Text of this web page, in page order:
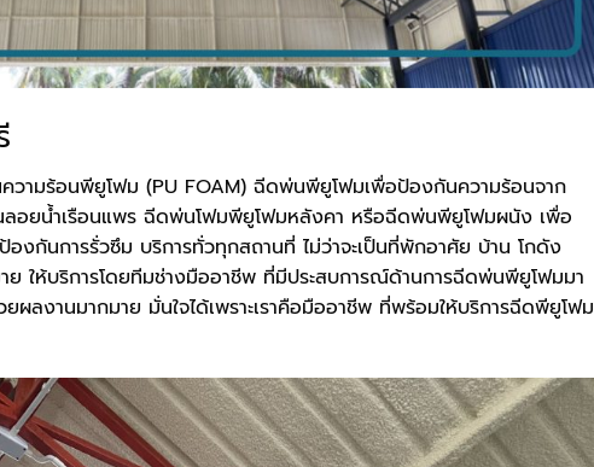
มร้อนพียูโฟม (PU FOAM) ฉีดพ่นพียูโฟมเพื่อป้องกันความร้อนจาก
อยน้ำเรือนแพร ฉีดพ่นโฟมพียูโฟมหลังคา หรือฉีดพ่นพียูโฟมผนัง เพื่อ
งกันการรั่วซึม บริการทั่วทุกสถานที่ ไม่ว่าจะเป็นที่พักอาศัย บ้าน โกดัง
ให้บริการโดยทีมช่างมืออาชีพ ที่มีประสบการณ์ด้านการฉีดพ่นพียูโฟมมา
ผลงานมากมาย มั่นใจได้เพราะเราคือมืออาชีพ ที่พร้อมให้บริการฉีดพียูโฟม